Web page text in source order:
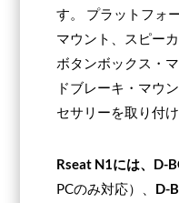
す。 プラットフォ
マウント、スピー
ボタンボックス・
ドブレーキ・マウ
セサリーを取り付
Rseat N1には、D-
PCのみ対応）、 D-